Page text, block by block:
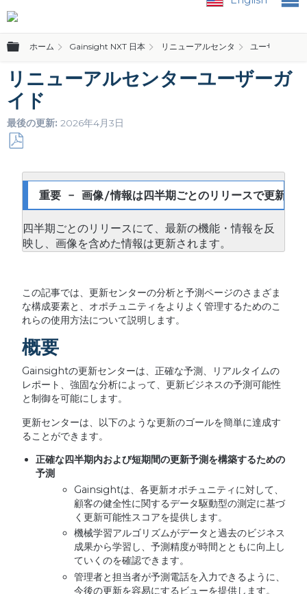
グローバル階層を展開/折りたたむ
ホーム Gainsight NXT 日本 リニューアルセンタ ユーザーガイ
リニューアルセンターユーザーガ
イド
最後の更新 2026年4月3日
重要 - 画像/情報は四半期ごとのリリースで更新さ
四半期ごとのリリースにて、最新の機能・情報を反
映し、画像を含めた情報は更新されます。
この記事では、更新センターの分析と予測ページのさまざま
な構成要素と、オポチュニティをよりよく管理するためのこ
れらの使用方法について説明します。
概要
Gainsightの更新センターは、正確な予測、リアルタイムの
レポート、強固な分析によって、更新ビジネスの予測可能性
と制御を可能にします。
更新センターは、以下のような更新のゴールを簡単に達成す
ることができます。
正確な四半期内および短期間の更新予測を構築するための
予測
Gainsightは、各更新オポチュニティに対して、
顧客の健全性に関するデータ駆動型の測定に基づ
く更新可能性スコアを提供します。
機械学習アルゴリズムがデータと過去のビジネス
成果から学習し、予測精度が時間とともに向上し
ていくのを確認できます。
管理者と担当者が予測電話を入力できるように、
今後の更新を容易にするビューを提供します。